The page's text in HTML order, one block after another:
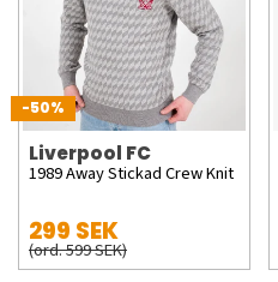
-50%
Liverpool FC
1989 Away Stickad Crew Knit
299 SEK
(ord. 599 SEK)